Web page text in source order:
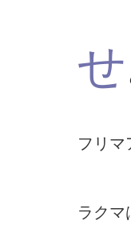
せ
フリマ
ラクマ